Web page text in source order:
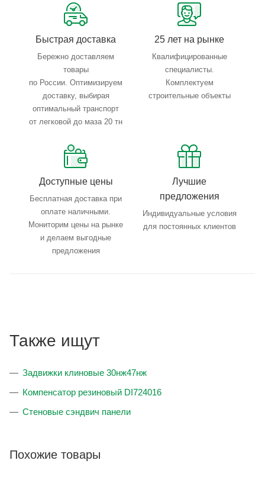
Быстрая доставка
Бережно доставляем
товары
по России. Оптимизируем
доставку, выбирая
оптимальный транспорт
от легковой до маза 20 тн
25 лет на рынке
Квалифицированные
специалисты.
Комплектуем
строительные объекты
Доступные цены
Бесплатная доставка при
оплате наличными.
Мониторим цены на рынке
и делаем выгодные
предложения
Лучшие
предложения
Индивидуальные условия
для постоянных клиентов
Также ищут
Задвижки клиновые 30нж47нж
Компенсатор резиновый DI724016
Стеновые сэндвич панели
Похожие товары